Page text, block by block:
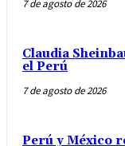
7 de agosto de 2026
Claudia
el Perú
7 de agosto de 2026
Perú y México